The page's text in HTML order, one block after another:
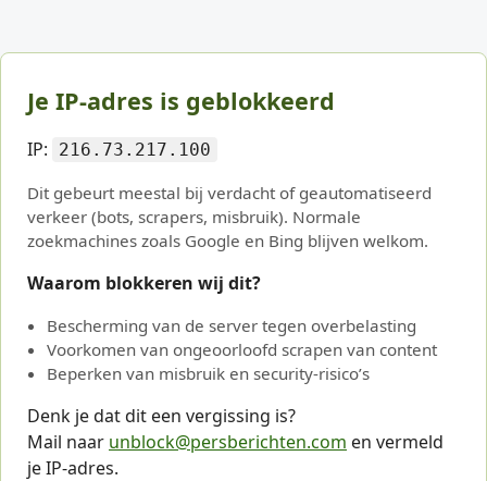
Je IP-adres is geblokkeerd
IP: 216.73.217.100
Dit gebeurt meestal bij verdacht of geautomatiseerd
verkeer (bots, scrapers, misbruik). Normale
zoekmachines zoals Google en Bing blijven welkom.
Waarom blokkeren wij dit?
Bescherming van de server tegen overbelasting
Voorkomen van ongeoorloofd scrapen van content
Beperken van misbruik en security-risico’s
Denk je dat dit een vergissing is?
Mail naar unblock@persberichten.com en vermeld
je IP-adres.